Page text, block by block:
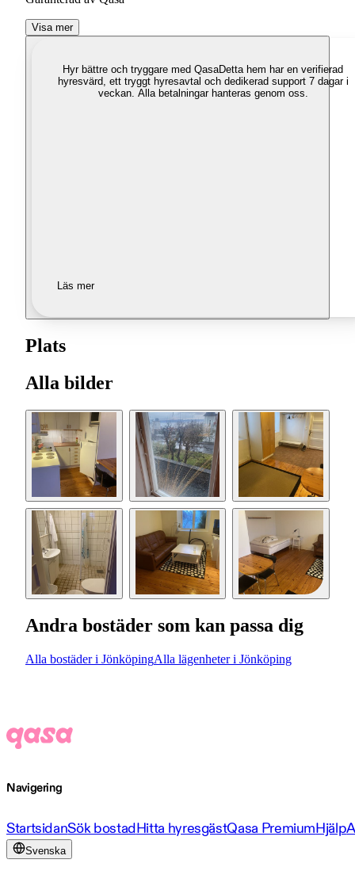
Visa mer
Hyr bättre och tryggare med QasaDetta hem har en verifierad
hyresvärd, ett tryggt hyresavtal och dedikerad support 7 dagar i
veckan. Alla betalningar hanteras genom oss.
Läs mer
Plats
Alla bilder
Andra bostäder som kan passa dig
Alla bostäder i JönköpingAlla lägenheter i Jönköping
Navigering
StartsidanSök bostadHitta hyresgästQasa PremiumHjälp
Svenska